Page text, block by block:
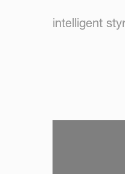
intelligent